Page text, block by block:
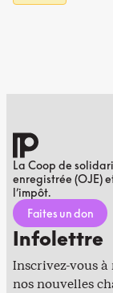
La Coop de
enregistrée (OJE)
l’impôt.
Faites un don
Infolettre
Inscrivez-vous
nos nouvelles